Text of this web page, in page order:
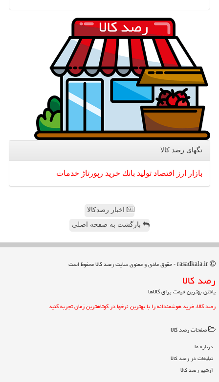
تگهای رصد كالا
بازار ارز اقتصاد تولید بانك خرید رپورتاژ خدمات
اخبار رصدکالا
بازگشت به صفحه اصلی
رصد كالا
یافتن بهترین قیمت برای کالاها
رصد کالا، خرید هوشمندانه را با بهترین نرخها در کوتاهترین زمان تجربه کنید
صفحات رصد كالا
درباره ما
تبلیغات در رصد كالا
آرشیو رصد كالا